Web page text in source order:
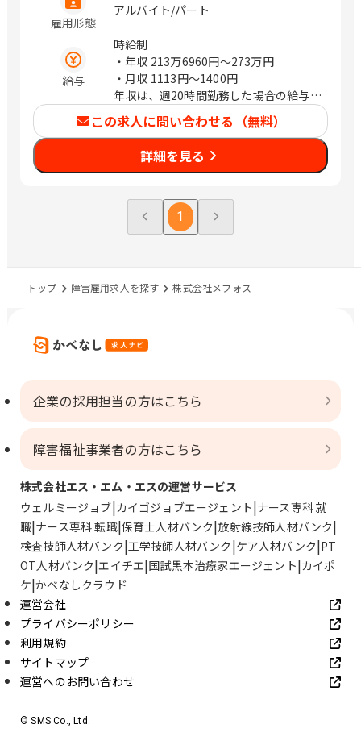
となります。
雇用形態
アルバイト/パート
給与
時給制
・年収 213万6960円〜273万円
・月収 1113円〜1400円
年収は、週20時間勤務した場合の給与で
す。
この求人に問い合わせる（無料）
詳細を見る
1
トップ 障害雇用求人を探す 株式会社メフォス
企業の採用担当の方はこちら
障害福祉事業者の方はこちら
株式会社エス・エム・エスの運営サービス
ウェルミージョブ カイゴジョブエージェント ナース専科 就
職 ナース専科 転職 保育士人材バンク 放射線技師人材バンク
検査技師人材バンク 工学技師人材バンク ケア人材バンク PT
OT人材バンク エイチエ 国試黒本治療家エージェント カイポ
ケ かべなしクラウド
運営会社
プライバシーポリシー
利用規約
サイトマップ
運営へのお問い合わせ
© SMS Co., Ltd.